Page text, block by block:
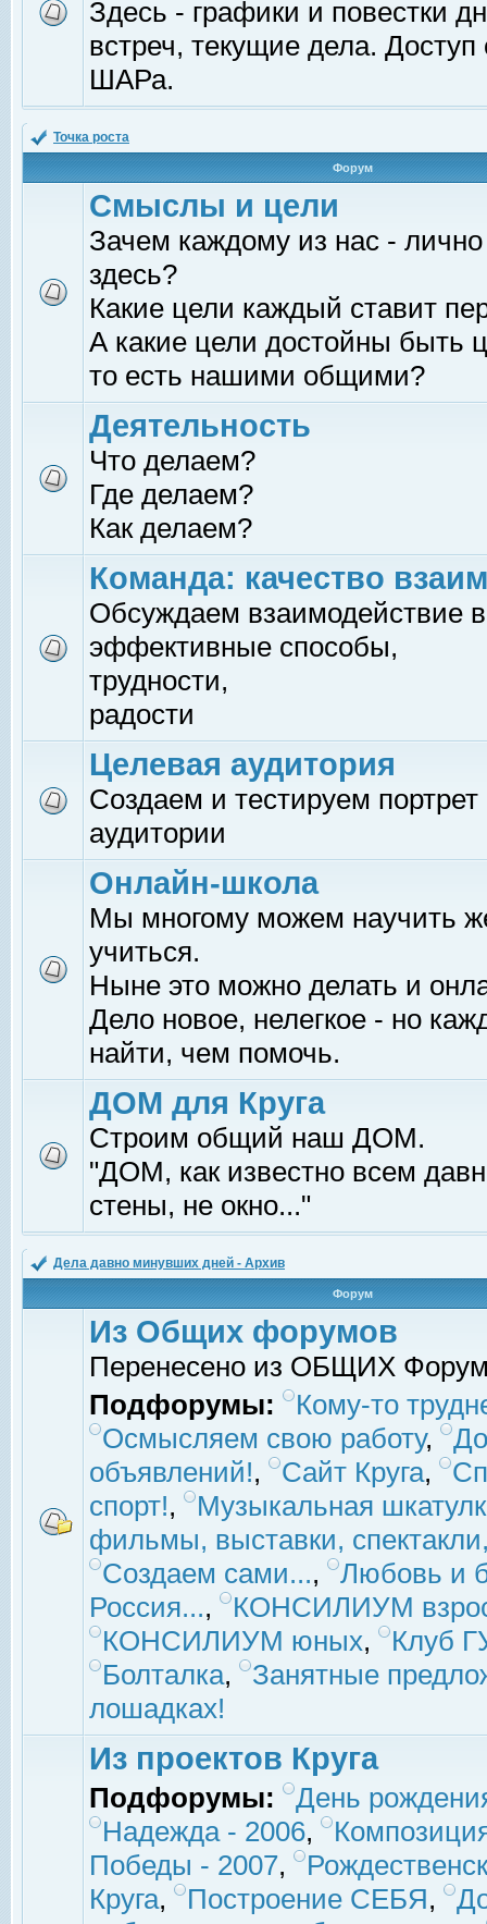
Здесь - графики и повестки
встреч, текущие дела.
ШАРа.
Точка роста
Форум
Смыслы и цели
Зачем каждому из нас -
здесь?
Какие цели каждый ставит
А какие цели достойны быть
то есть нашими общими?
Деятельность
Что делаем?
Где делаем?
Как делаем?
Команда: качество
Обсуждаем взаимодействие
эффективные способы,
трудности,
радости
Целевая аудитория
Создаем и тестируем
аудитории
Онлайн-школа
Мы многому можем научить
учиться.
Ныне это можно делать и
Дело новое, нелегкое - но
найти, чем помочь.
ДОМ для Круга
Строим общий наш ДОМ.
"ДОМ, как известно всем
стены, не окно..."
Дела давно минувших дней - Архив
Форум
Из Общих форумов
Перенесено из ОБЩИХ
Подфорумы:
Кому-то
Осмысляем свою работу,
объявлений!, Сайт Круга,
спорт!,
Музыкальная
фильмы, выставки,
Создаем сами...,
Любовь и
Россия...,
КОНСИЛИУМ
КОНСИЛИУМ юных,
Клуб
Болталка,
Занятные
лошадках!
Из проектов Круга
Подфорумы:
День
Надежда - 2006,
Победы - 2007,
Круга, Построение СЕБЯ,